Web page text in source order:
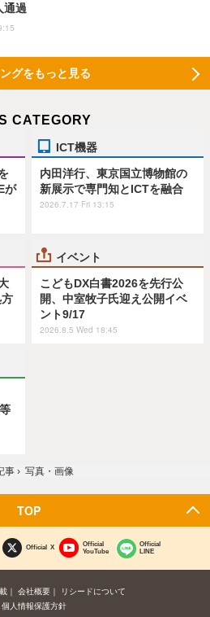
通過
グをもっと見る
CATEGORY
が
ICT機器
内田洋行、東京国立博物館の
新展示で専門知とICTを融合
2026.7.17 Fri 13:15
イベント
こどもDX白書2026を先行公
開、中室牧子氏迎え公開イベ
ント9/17
2026.8.5 Wed 18:45
事 › 写真・画像
TOP
Official X
Official
YouTube
Official
LINE
会社概要
リシードについて
個人情報保護方針